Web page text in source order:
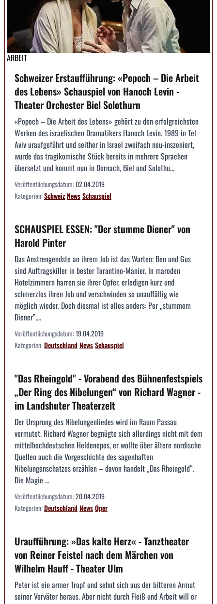
ARBEIT
Schweizer Erstaufführung: «Popoch – Die Arbeit
des Lebens» Schauspiel von Hanoch Levin -
Theater Orchester Biel Solothurn
«Popoch – Die Arbeit des Lebens» gehört zu den erfolgreichsten
Werken des israelischen Dramatikers Hanoch Levin. 1989 in Tel
Aviv uraufgeführt und seither in Israel zweifach neu-inszeniert,
wurde das tragikomische Stück bereits in mehrere Sprachen
übersetzt und kommt nun in Dornach, Biel und Solothu...
Veröffentlichungsdatum:02.04.2019
Kategorien:SchweizNewsSchauspiel
SCHAUSPIEL ESSEN: "Der stumme Diener" von
Harold Pinter
Das Anstrengendste an ihrem Job ist das Warten: Ben und Gus
sind Auftragskiller in bester Tarantino-Manier. In maroden
Hotelzimmern harren sie ihrer Opfer, erledigen kurz und
schmerzlos ihren Job und verschwinden so unauffällig wie
möglich wieder. Doch diesmal ist alles anders: Per „stummem
Diener”,...
Veröffentlichungsdatum:19.04.2019
Kategorien:DeutschlandNewsSchauspiel
"Das Rheingold" - Vorabend des Bühnenfestspiels
„Der Ring des Nibelungen“ von Richard Wagner -
im Landshuter Theaterzelt
Der Ursprung des Nibelungenliedes wird im Raum Passau
vermutet. Richard Wagner begnügte sich allerdings nicht mit dem
mittelhochdeutschen Heldenepos, er wollte über ältere nordische
Quellen auch die Vorgeschichte des sagenhaften
Nibelungenschatzes erzählen – davon handelt „Das Rheingold“.
Die Magie ...
Veröffentlichungsdatum:20.04.2019
Kategorien:DeutschlandNewsOper
Uraufführung: »Das kalte Herz« - Tanztheater
von Reiner Feistel nach dem Märchen von
Wilhelm Hauff - Theater Ulm
Peter ist ein armer Tropf und sehnt sich aus der bitteren Armut
seiner Vorväter heraus. Aber nicht durch Fleiß und Arbeit will er